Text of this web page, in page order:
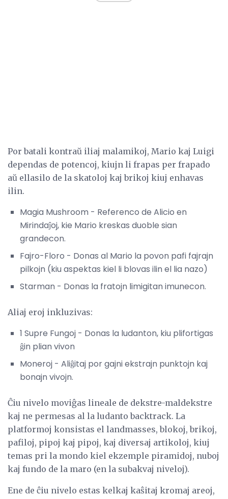
Por batali kontraŭ iliaj malamikoj, Mario kaj Luigi
dependas de potencoj, kiujn li frapas per frapado
aŭ ellasilo de la skatoloj kaj brikoj kiuj enhavas
ilin.
Magia Mushroom - Referenco de Alicio en
Mirindaĵoj, kie Mario kreskas duoble sian
grandecon.
Fajro-Floro - Donas al Mario la povon pafi fajrajn
pilkojn (kiu aspektas kiel li blovas ilin el lia nazo)
Starman - Donas la fratojn limigitan imunecon.
Aliaj eroj inkluzivas:
1 Supre Fungoj - Donas la ludanton, kiu plifortigas
ĝin plian vivon
Moneroj - Aliĝitaj por gajni ekstrajn punktojn kaj
bonajn vivojn.
Ĉiu nivelo moviĝas lineale de dekstre-maldekstre
kaj ne permesas al la ludanto backtrack. La
platformoj konsistas el landmasses, blokoj, brikoj,
pafiloj, pipoj kaj pipoj, kaj diversaj artikoloj, kiuj
temas pri la mondo kiel ekzemple piramidoj, nuboj
kaj fundo de la maro (en la subakvaj niveloj).
Ene de ĉiu nivelo estas kelkaj kaŝitaj kromaj areoj,